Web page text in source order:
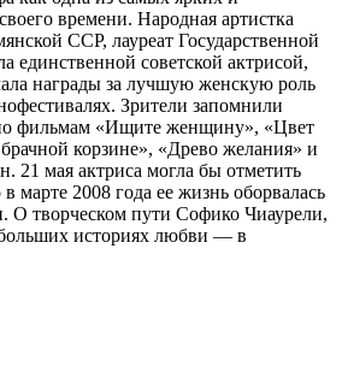
времени. Народная артистка
ССР, лауреат Государственной
единственной советской актрисой,
награды за лучшую женскую роль
Зрители запомнили
фильмам «Ищите женщину», «Цвет
корзине», «Древо желания» и
21 мая актриса могла бы отметить
марте 2008 года ее жизнь оборвалась
О творческом пути Софико Чиаурели,
больших историях любви — в